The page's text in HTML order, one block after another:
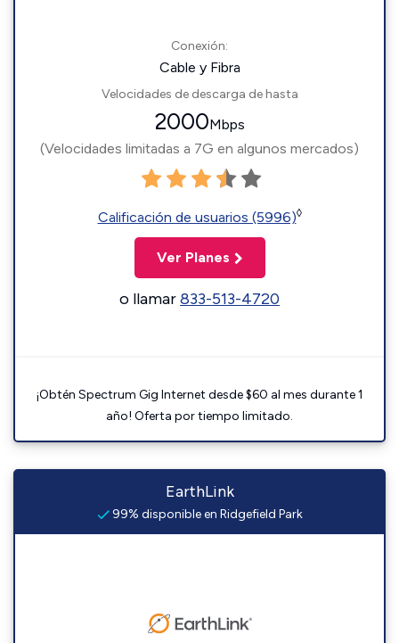
Conexión:
Cable y Fibra
Velocidades de descarga de hasta
2000Mbps
(Velocidades limitadas a 7G en algunos mercados)
Calificación de usuarios (5996)◊
Ver Planes
o llamar833-513-4720
¡Obtén Spectrum Gig Internet desde $60 al mes durante 1
año! Oferta por tiempo limitado.
EarthLink
99% disponible en Ridgefield Park